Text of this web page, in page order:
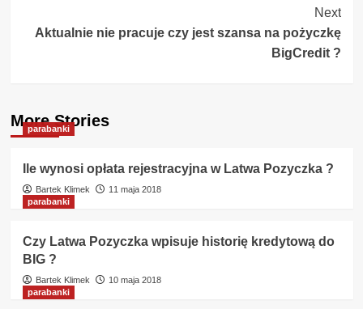
Next
Aktualnie nie pracuje czy jest szansa na pożyczkę
BigCredit ?
More Stories
parabanki
Ile wynosi opłata rejestracyjna w Latwa Pozyczka ?
Bartek Klimek
11 maja 2018
parabanki
Czy Latwa Pozyczka wpisuje historię kredytową do
BIG ?
Bartek Klimek
10 maja 2018
parabanki